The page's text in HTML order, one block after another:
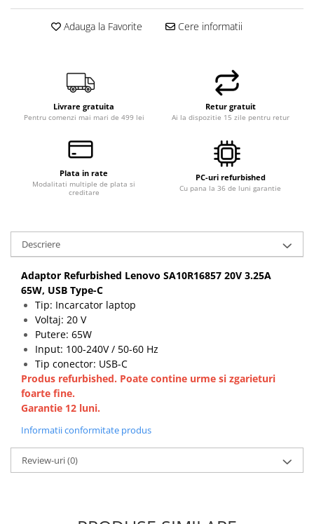
Placi de baza
Ventilatoare carcasa
Componente Renew/Refurbished
Placi VIDEO
PC All-in-One
All-in-One REFURBISHED
Calculatoare All-in-One RENEW
Monitoare
Monitoare NOI
Monitoare Refurbished
Monitoare Renew
Monitoare Second-Hand
Servere
Hard Disk-uri SERVER
Accesorii server
Cabinete metalice
Carcase server
Adauga la Favorite Cere informatii
Livrare gratuita
Pentru comenzi mai mari de 499 lei
Retur gratuit
Ai la dispozitie 15 zile pentru retur
Plata in rate
Modalitati multiple de plata si
creditare
PC-uri refurbished
Cu pana la 36 de luni garantie
Descriere
Adaptor Refurbished Lenovo SA10R16857 20V 3.25A
65W, USB Type-C
Tip: Incarcator laptop
Voltaj: 20 V
Putere: 65W
Input: 100-240V / 50-60 Hz
Tip conector: USB-C
Produs refurbished. Poate contine urme si zgarieturi
foarte fine.
Garantie 12 luni.
Informatii conformitate produs
Review-uri(0)